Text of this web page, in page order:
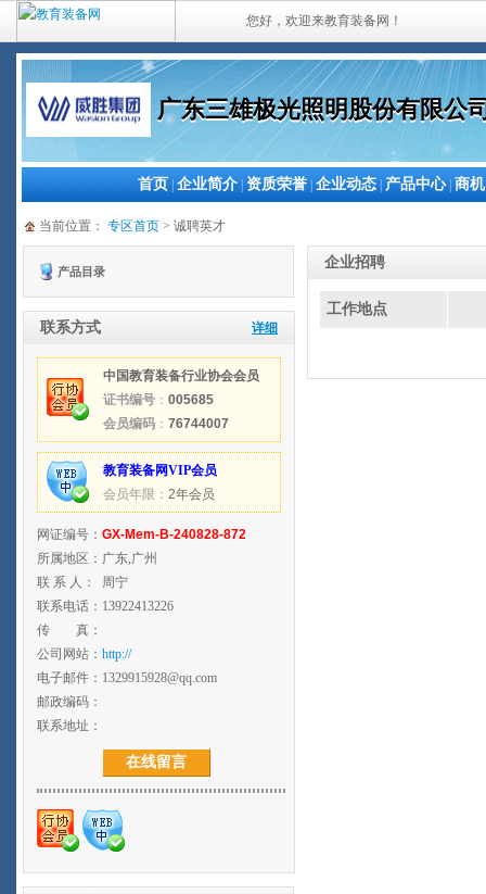
您好，欢迎来教育装备网！
广东三雄极光照明股份有限公
首页 企业简介 资质荣誉 企业动态 产品中心| 商机
当前位置： 专区首页 > 诚聘英才
产品目录
联系方式 详细
中国教育装备行业协会会员
证书编号 ： 005685
会员编码 ： 76744007
教育装备网VIP会员
会员年限： 2年会员
网证编号： GX-Mem-B-240828-872
所属地区： 广东,广州
联 系 人：
周宁
联系电话： 13922413226
传 真：
公司网站： http://
电子邮件： 1329915928@qq.com
邮政编码：
联系地址：
在线留言
企业招聘
工作地点